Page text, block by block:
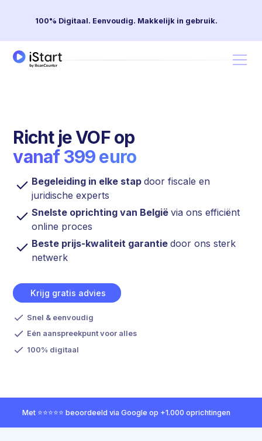
100% Digitaal. Eenvoudig. Makkelijk in gebruik.
Richt je VOF op
vanaf 399 euro
Begeleiding in elke stapdoor fiscale en
juridische experts
Snelste oprichting van Belgiëvia ons efficiënt
online proces
Beste prijs-kwaliteit garantiedoor ons sterk
netwerk
Krijg gratis advies
Snel & eenvoudig
Eén aanspreekpunt voor alles
100% digitaal
Met ⭐⭐⭐⭐⭐ beoordeeld via Google op +1.000 oprichtingen